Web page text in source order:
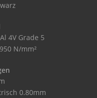
4V Grade 5
N/mm²
0.80mm